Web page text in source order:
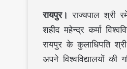
रायपुर। राज्यपाल श्री
शहीद महेन्द्र कर्मा
रायपुर के कुलाधिपति
अपने विश्वविद्यालयों की